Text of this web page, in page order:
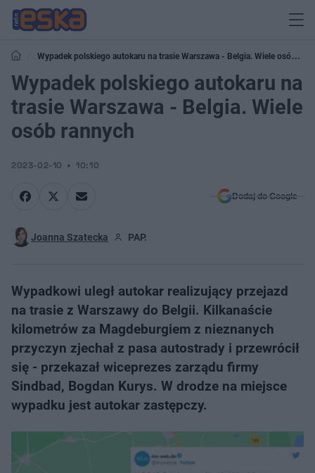
Wypadek polskiego autokaru na trasie Warszawa - Belgia. Wiele osób
rannych
Wypadek polskiego autokaru na
trasie Warszawa - Belgia. Wiele
osób rannych
2023-02-10 10:10
Dodaj do Google
Joanna Szatecka PAP.
Wypadkowi uległ autokar realizujący przejazd
na trasie z Warszawy do Belgii. Kilkanaście
kilometrów za Magdeburgiem z nieznanych
przyczyn zjechał z pasa autostrady i przewrócił
się - przekazał wiceprezes zarządu firmy
Sindbad, Bogdan Kurys. W drodze na miejsce
wypadku jest autokar zastępczy.